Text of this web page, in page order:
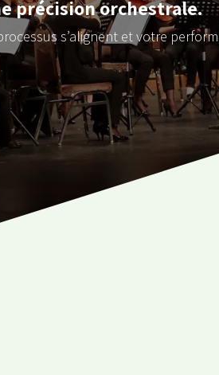
précision orchestrale.
s’alignent et votre